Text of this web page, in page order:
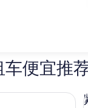
便宜推